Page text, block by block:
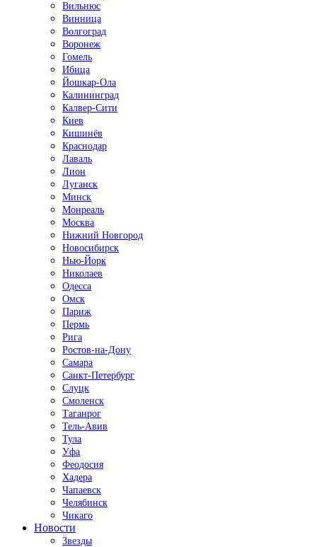
Вильнюс
Винница
Волгоград
Воронеж
Гомель
Ибица
Йошкар-Ола
Калининград
Калвер-Сити
Киев
Кишинёв
Краснодар
Лаваль
Лион
Луганск
Минск
Монреаль
Москва
Нижний Новгород
Новосибирск
Нью-Йорк
Николаев
Одесса
Омск
Париж
Пермь
Рига
Ростов-на-Дону
Самара
Санкт-Петербург
Слуцк
Смоленск
Таганрог
Тель-Авив
Тула
Уфа
Феодосия
Хадера
Чапаевск
Челябинск
Чикаго
Новости
Звезды